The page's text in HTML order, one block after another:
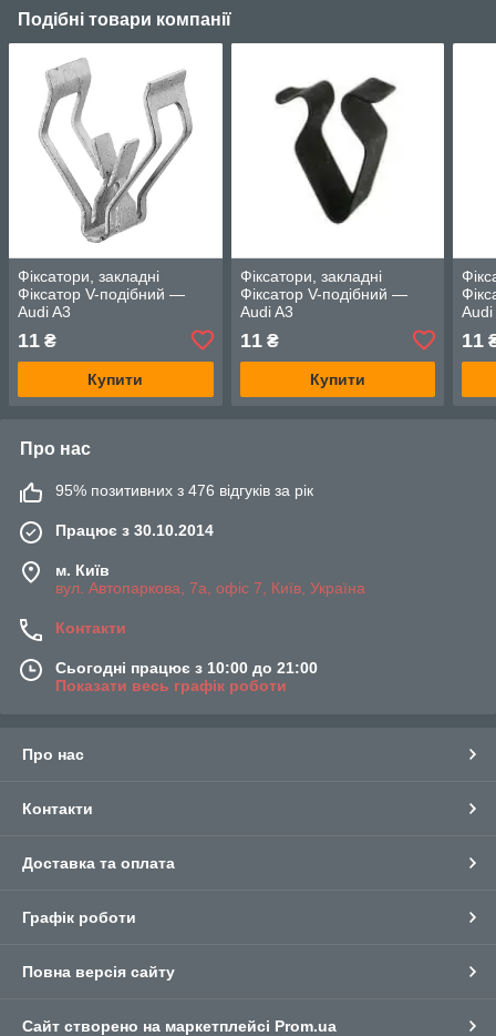
Подібні товари компанії
Фіксатори, закладні
Фіксатор V-подібний —
Audi A3
11 ₴
Купити
Фіксатори, закладні
Фіксатор V-подібний —
Audi A3
11₴
Купити
Audi
11
Про нас
95% позитивних з 476 відгуків за рік
Працює з 30.10.2014
м. Київ
вул. Автопаркова, 7а, офіс 7, Київ, Україна
Контакти
Сьогодні працює з 10:00 до 21:00
Показати весь графік роботи
Про нас
Контакти
Доставка та оплата
Графік роботи
Повна версія сайту
Сайт створено на маркетплейсі Prom.ua